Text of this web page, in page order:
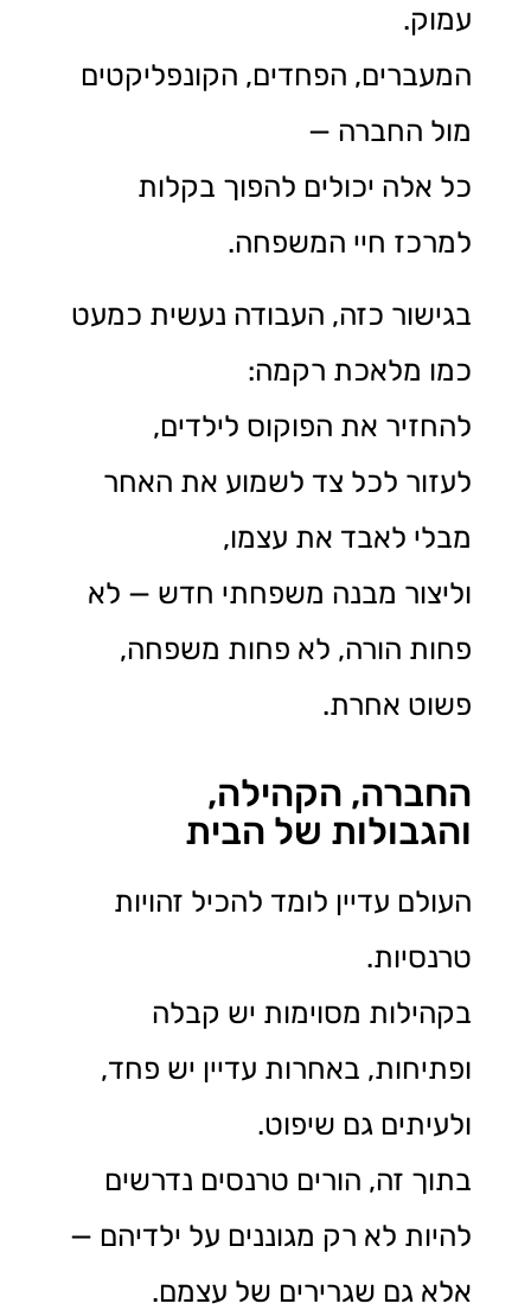
עמוק.
המעברים, הפחדים, הקונפליקטים
מול החברה —
כל אלה יכולים להפוך בקלות
למרכז חיי המשפחה.
בגישור כזה, העבודה נעשית כמעט
כמו מלאכת רקמה:
להחזיר את הפוקוס לילדים,
לעזור לכל צד לשמוע את האחר
מבלי לאבד את עצמו,
וליצור מבנה משפחתי חדש — לא
פחות הורה, לא פחות משפחה,
פשוט אחרת.
החברה, הקהילה,
והגבולות של הבית
העולם עדיין לומד להכיל זהויות
טרנסיות.
בקהילות מסוימות יש קבלה
ופתיחות, באחרות עדיין יש פחד,
ולעיתים גם שיפוט.
בתוך זה, הורים טרנסים נדרשים
להיות לא רק מגוננים על ילדיהם —
אלא גם שגרירים של עצמם.